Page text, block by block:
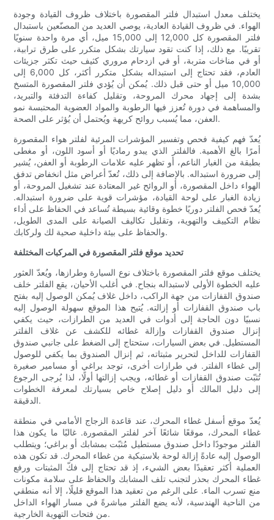
يختلف معدل استبدال فلتر المقصورة باختلاف ظروف القيادة وجودة
الهواء. في ظروف القيادة العادية، يوصي العديد من المصنّعين باستبدال
فلتر المقصورة كل 12,000 إلى 15,000 ميل، أي مرة واحدة سنويًا
تقريبًا. مع ذلك، إذا كنت تقود سيارتك بشكل متكرر على طرق ترابية،
أو في مناخات متربة، أو في ازدحام مروري كثيف حيث تكثر جزيئات
العادم، فقد تحتاج إلى استبداله بشكل متكرر أكثر، كل 6,000 إلى
10,000 ميل أو حتى قبل ذلك. يُمكن أن يُؤدي فلتر المقصورة المتسخ
بشدة إلى إجهاد محرك المروحة، وتقليل كفاءة التدفئة والتبريد،
والمساهمة في دورة تُعزز فيها الرطوبة والمواد العضوية المحتبسة نمو
العفن، مما يُسبب روائح كريهة ويُحتمل أن يُؤثر على الصحة.
يُعدّ فهم كيفية فحص وتفسير المؤشرات المرئية لفلتر هواء المقصورة
أمرًا بالغ الأهمية. فالفلتر الذي يبدو رماديًا أو أسود اللون، أو مغطى
بطبقة من الغبار الناعم، أو تظهر عليه علامات الرطوبة أو العفن، يُشير
إلى ضرورة استبداله. بالإضافة إلى ذلك، تُعدّ أعراض مثل انخفاض تدفق
الهواء داخل المقصورة، أو الروائح غير المعتادة عند تشغيل المروحة، أو
زيادة الغبار على لوحة القيادة، مؤشرات قوية على ضرورة استبداله.
يُعدّ فحص الفلتر دوريًا خطوة وقائية بسيطة تُساعد في الحفاظ على أداء
نظام التكييف والتهوية، وتقليل تكاليف الصيانة على المدى الطويل،
والحفاظ على بيئة داخلية صحية لك ولركابك.
تحديد موقع فلتر المقصورة في المركبات المختلفة
يختلف موقع فلتر المقصورة باختلاف نوع السيارة وطرازها، ويُعدّ العثور
عليه الخطوة الأولى لاستبداله بنجاح. في أغلب الأحيان، يقع الفلتر خلف
صندوق القفازات من جهة الراكب، داخل غلاف يُمكن الوصول إليه بفتح
باب صندوق القفازات أو إزالته. يُتيح هذا الموقع سهولة الوصول إليه
نسبيًا دون الحاجة إلى أدوات في العديد من الطرازات، حيث يكفي
إنزال صندوق القفازات وإزالة غطائه للكشف عن غلاف الفلتر
المستطيل. في بعض السيارات، ستحتاج إلى الضغط على جانبي صندوق
القفازات للداخل لتحرير مثبتاته، ثم إنزال الصندوق بما يكفي للوصول
إلى غطاء الفلتر. في طرازات أخرى، توجد براغي أو مسامير صغيرة
تُثبّت صندوق القفازات أو غطائه، ويجب إزالتها أولًا، لذا يُرجى الرجوع
إلى دليل المالك أو دليل إصلاح خاص بسيارتك لمعرفة الخطوات
الدقيقة.
يُعدّ موقع أسفل غطاء المحرك، عند قاعدة الزجاج الأمامي في منطقة
غطاء المحرك، موقعًا شائعًا آخر لفلتر المقصورة. غالبًا ما يكون هذا
الفلتر موجودًا داخل صندوق مستطيل مُثبّت بمشابك أو براغي؛ ويتطلب
الوصول إليه عادةً إزالة لوحة بلاستيكية من غطاء المحرك. قد تكون هذه
العملية أكثر تعقيدًا بعض الشيء، إذ قد تحتاج إلى فكّ المثبتات ورفع
غطاء المحرك بحذر لتجنب تلف المشابك والحفاظ على سلامة مكونات
منع تسرب الماء. على الرغم من تعقيد هذا الموقع قليلًا، إلا أنه منطقي
من الناحية الهندسية، لأنه يضع الفلتر مباشرةً في مسار الهواء الداخل
من فتحات التهوية الخارجية.